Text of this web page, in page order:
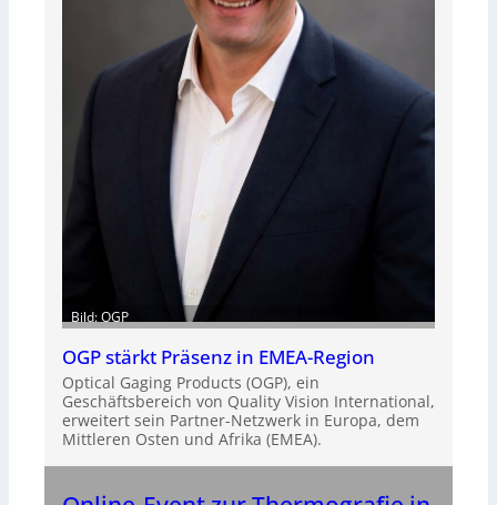
Bild: OGP
OGP stärkt Präsenz in EMEA-Region
Optical Gaging Products (OGP), ein
Geschäftsbereich von Quality Vision International,
erweitert sein Partner-Netzwerk in Europa, dem
Mittleren Osten und Afrika (EMEA).